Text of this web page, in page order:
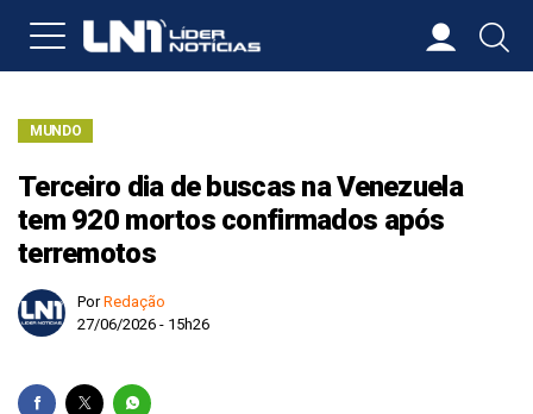
MUNDO
Terceiro dia de buscas na Venezuela
tem 920 mortos confirmados após
terremotos
PorRedação
27/06/2026 - 15h26